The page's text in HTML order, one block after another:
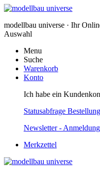
modellbau universe · Ihr
Auswahl
Menu
Suche
Warenkorb
Konto
Ich habe ein
Statusabfrage Bestellung
Newsletter - Anmeldung
Merkzettel